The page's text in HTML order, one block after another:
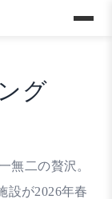
グ
無二の贅沢。
設が2026年春